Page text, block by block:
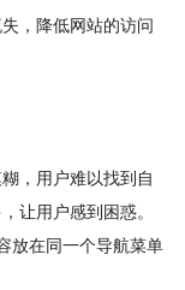
，降低网站的访问
，用户难以找到自
让用户感到困惑。
放在同一个导航菜单